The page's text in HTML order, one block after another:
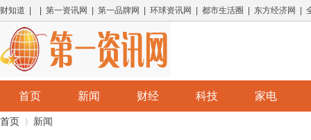
财知道 | | 第一资讯网 | 第一品牌网 | 环球资讯网 | 都市生活圈 | 东方经济网 |
首页 新闻 财经 科技 家电
首页 新闻